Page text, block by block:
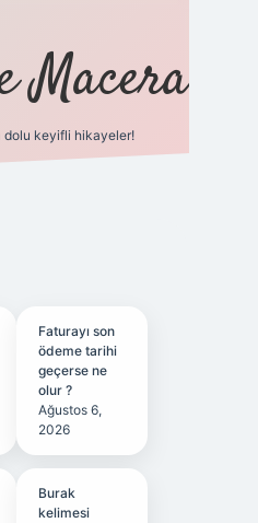
Macera
dolu keyifli hikayeler!
Faturayı son
ödeme tarihi
geçerse ne
olur ?
Ağustos 6,
2026
Burak
kelimesi